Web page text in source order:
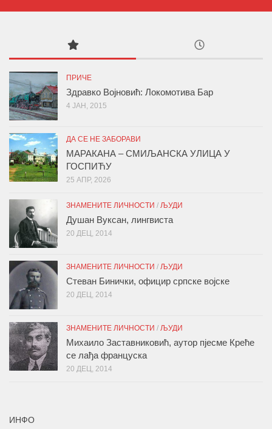
ПРИЧЕ
Здравко Војновић: Локомотива Бар
4 ЈАН, 2015
ДА СЕ НЕ ЗАБОРАВИ
МАРАКАНА – СМИЉАНСКА УЛИЦА У
ГОСПИЋУ
25 АПР, 2026
ЗНАМЕНИТЕ ЛИЧНОСТИ / ЉУДИ
Душан Вуксан, лингвиста
20 ДЕЦ, 2014
ЗНАМЕНИТЕ ЛИЧНОСТИ / ЉУДИ
Стеван Бинички, официр српске војске
20 ДЕЦ, 2014
ЗНАМЕНИТЕ ЛИЧНОСТИ / ЉУДИ
Михаило Заставниковић, аутор пјесме Креће
се лађа француска
20 ДЕЦ, 2014
ИНФО